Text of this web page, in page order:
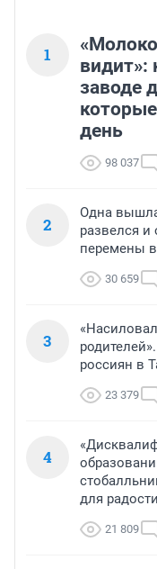
1
видит»:
заводе
день
98 037
2
Одна
развелся
перемены
30 659
3
россиян в
23 379
4
для радости
21 809